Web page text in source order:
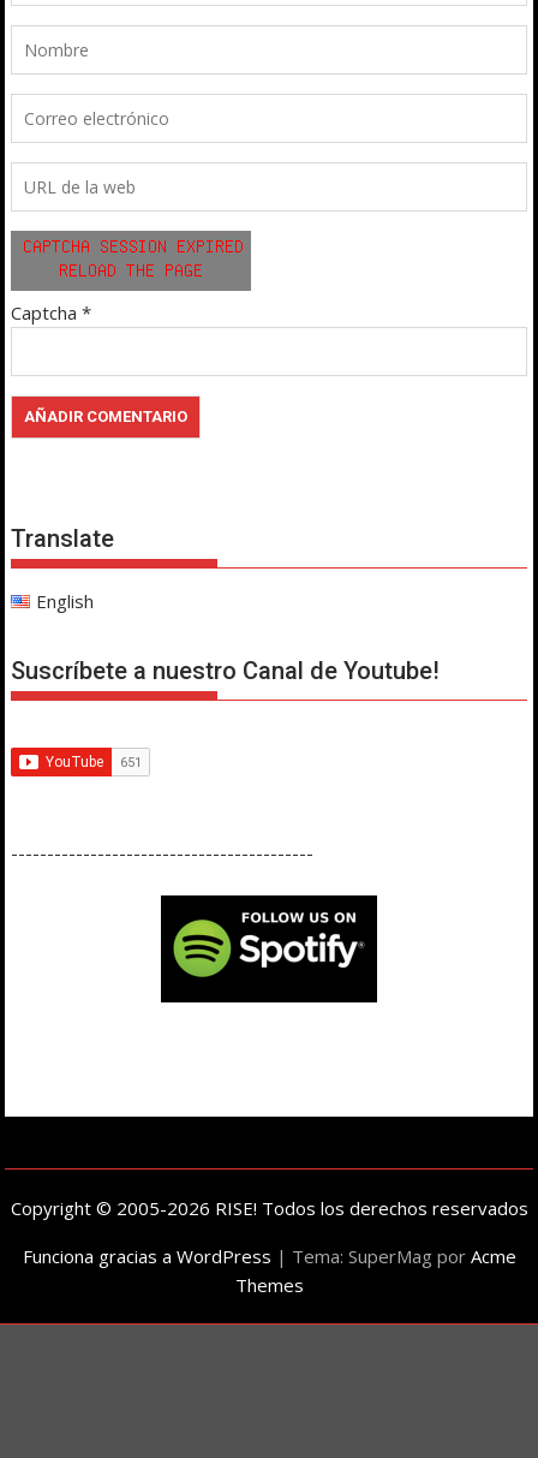
Captcha *
Translate
English
Suscríbete a nuestro Canal de Youtube!
------------------------------------------
Copyright © 2005-2026 RISE! Todos los derechos reservados
Funciona gracias a WordPress | Tema: SuperMag por Acme
Themes